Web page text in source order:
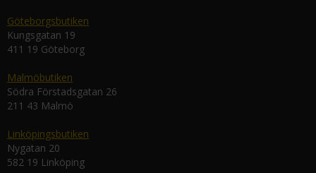
Göteborgsbutiken
Kungsgatan 19
411 19 Göteborg
Malmöbutiken
Södra Förstadsgatan 26
211 43 Malmö
Linköpingsbutiken
Nygatan 20
582 19 Linköping